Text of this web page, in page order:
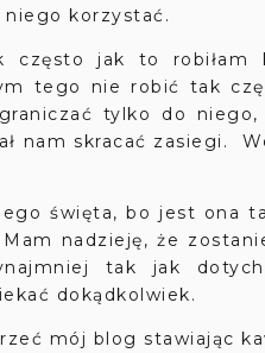
korzystać.
często jak to robiłam
tego nie robić tak
tylko do
nam skracać zasiegi.
święta, bo jest ona
nadzieję, że
tak jak
dokądkolwiek.
mój blog stawiając